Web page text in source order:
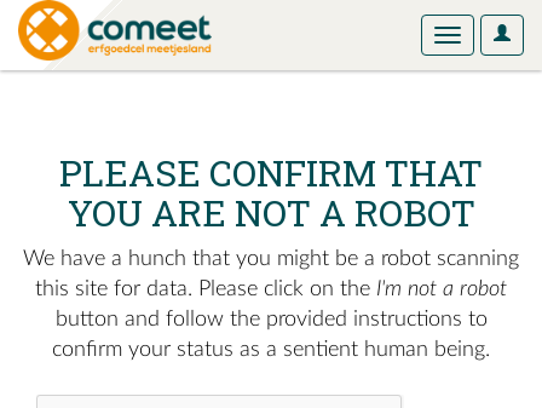
User
Toggle
PLEASE CONFIRM THAT
YOU ARE NOT A ROBOT
We have a hunch that you might be a robot scanning
this site for data. Please click on the I'm not a robot
button and follow the provided instructions to
confirm your status as a sentient human being.